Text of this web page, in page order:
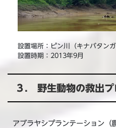
設置場所：ピン川（キナバタンガ
設置時期：2013年9月
３. 野生動物の救出プ
アブラヤシプランテーション（